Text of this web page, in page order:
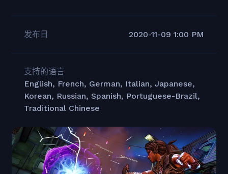
发布日 2020-11-09 1:00 PM
支持的语言
English, French, German, Italian, Japanese,
Korean, Russian, Spanish, Portuguese-Brazil,
Traditional Chinese